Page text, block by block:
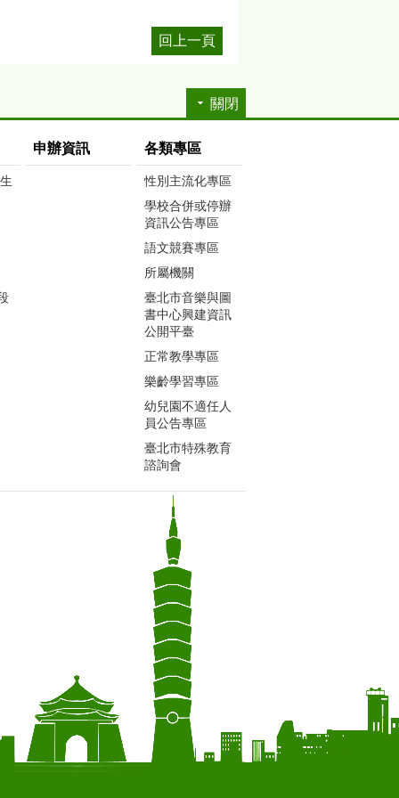
回上一頁
關閉
申辦資訊 各類專區
性別主流化專區
學校合併或停辦
資訊公告專區
語文競賽專區
所屬機關
臺北市音樂與圖
書中心興建資訊
公開平臺
正常教學專區
樂齡學習專區
幼兒園不適任人
員公告專區
臺北市特殊教育
諮詢會